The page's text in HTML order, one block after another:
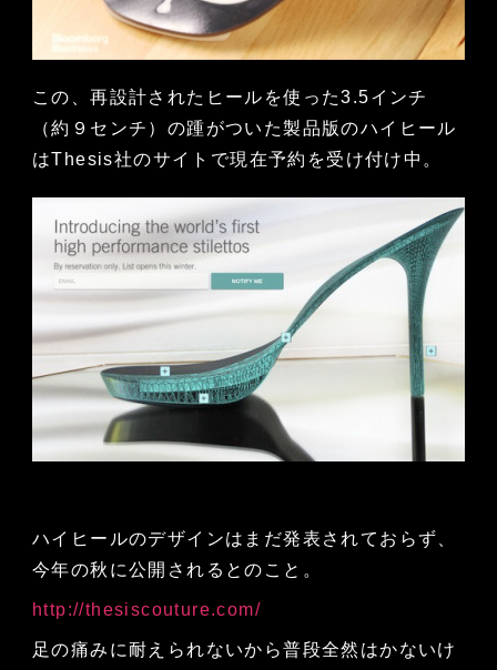
この、再設計されたヒールを使った3.5インチ
（約９センチ）の踵がついた製品版のハイヒール
はThesis社のサイトで現在予約を受け付け中。
ハイヒールのデザインはまだ発表されておらず、
今年の秋に公開されるとのこと。
http://thesiscouture.com/
足の痛みに耐えられないから普段全然はかないけ